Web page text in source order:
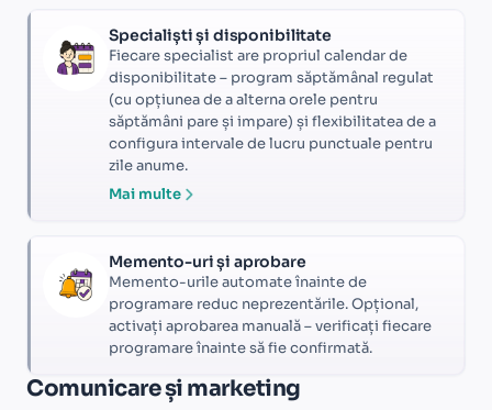
Specialiști și disponibilitate
Fiecare specialist are propriul calendar de
disponibilitate – program săptămânal regulat
(cu opțiunea de a alterna orele pentru
săptămâni pare și impare) și flexibilitatea de a
configura intervale de lucru punctuale pentru
zile anume.
Mai multe
Memento-uri și aprobare
Memento-urile automate înainte de
programare reduc neprezentările. Opțional,
activați aprobarea manuală – verificați fiecare
programare înainte să fie confirmată.
Comunicare și marketing